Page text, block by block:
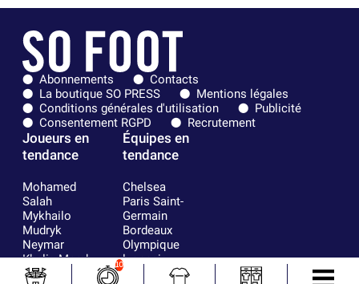
Abonnements
Contacts
La boutique SO PRESS
Mentions légales
Conditions générales d'utilisation
Publicité
Consentement RGPD
Recrutement
Joueurs en
tendance
Mohamed
Salah
Mykhailo
Mudryk
Neymar
Khalis Merah
Loïs Openda
Équipes en
tendance
Chelsea
Paris Saint-
Germain
Bordeaux
Olympique
lyonnais
FIFA
10